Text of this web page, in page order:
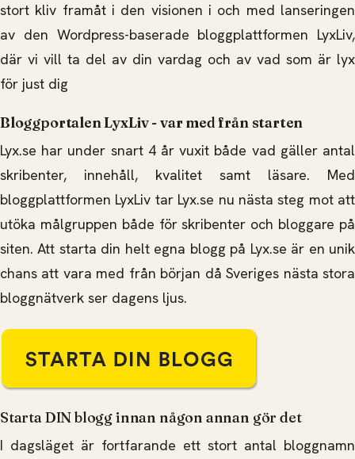
stort kliv framåt i den visionen i och med lanseringen
av den Wordpress-baserade bloggplattformen LyxLiv,
där vi vill ta del av din vardag och av vad som är lyx
för just dig
Bloggportalen LyxLiv - var med från starten
Lyx.se har under snart 4 år vuxit både vad gäller antal
skribenter, innehåll, kvalitet samt läsare. Med
bloggplattformen LyxLiv tar Lyx.se nu nästa steg mot att
utöka målgruppen både för skribenter och bloggare på
siten. Att starta din helt egna blogg på Lyx.se är en unik
chans att vara med från början då Sveriges nästa stora
bloggnätverk ser dagens ljus.
Starta DIN blogg innan någon annan gör det
I dagsläget är fortfarande ett stort antal bloggnamn